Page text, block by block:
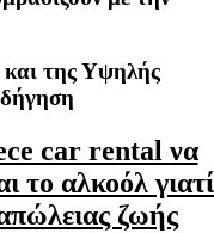
της Υψηλής
car rental να
το αλκοόλ γιατί
ζωής